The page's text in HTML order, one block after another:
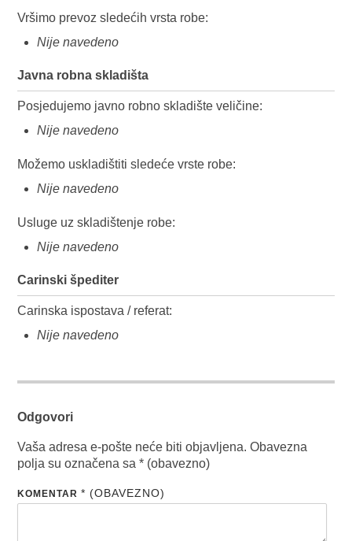
Vršimo prevoz sledećih vrsta robe:
Nije navedeno
Javna robna skladišta
Posjedujemo javno robno skladište veličine:
Nije navedeno
Možemo uskladištiti sledeće vrste robe:
Nije navedeno
Usluge uz skladištenje robe:
Nije navedeno
Carinski špediter
Carinska ispostava / referat:
Nije navedeno
Odgovori
Vaša adresa e-pošte neće biti objavljena. Obavezna
polja su označena sa* (obavezno)
KOMENTAR* (OBAVEZNO)